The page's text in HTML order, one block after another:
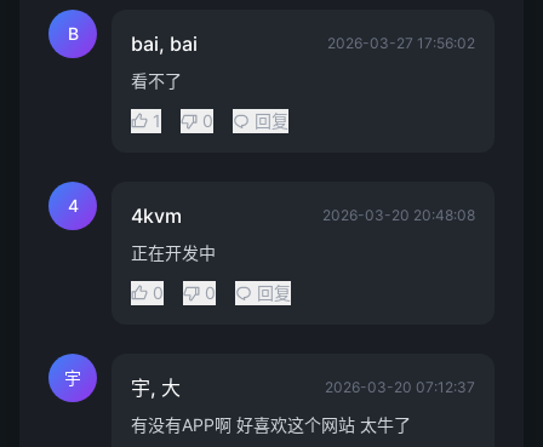
B bai, bai 2026-03-27 17:56:02
看不了
1
0 回复
4 4kvm 2026-03-20 20:48:08
正在开发中
0
0 回复
宇 宇, 大 2026-03-20 07:12:37
有没有APP啊 好喜欢这个网站 太牛了